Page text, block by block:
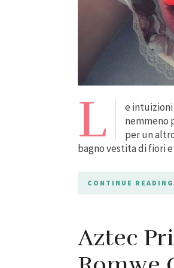
L
e intuizioni
nemmeno
per un
bagno vestita di fiori
CONTINUE READING
Aztec